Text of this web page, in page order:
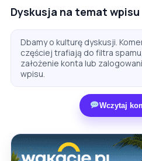
Dyskusja na temat wpisu
Dbamy o kulturę dyskusji.
częściej trafiają do filtra
założenie konta lub
wpisu.
Wczytaj